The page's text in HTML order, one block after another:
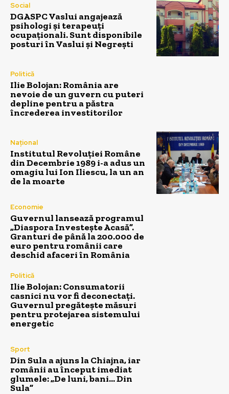
Social
DGASPC Vaslui angajează
psihologi și terapeuți
ocupaționali. Sunt disponibile
posturi în Vaslui și Negrești
Politică
Ilie Bolojan: România are
nevoie de un guvern cu puteri
depline pentru a păstra
încrederea investitorilor
Național
Institutul Revoluției Române
din Decembrie 1989 i-a adus un
omagiu lui Ion Iliescu, la un an
de la moarte
Economie
Guvernul lansează programul
„Diaspora Investește Acasă”.
Granturi de până la 200.000 de
euro pentru românii care
deschid afaceri în România
Politică
Ilie Bolojan: Consumatorii
casnici nu vor fi deconectați.
Guvernul pregătește măsuri
pentru protejarea sistemului
energetic
Sport
Din Sula a ajuns la Chiajna, iar
românii au început imediat
glumele: „De luni, bani… Din
Sula”